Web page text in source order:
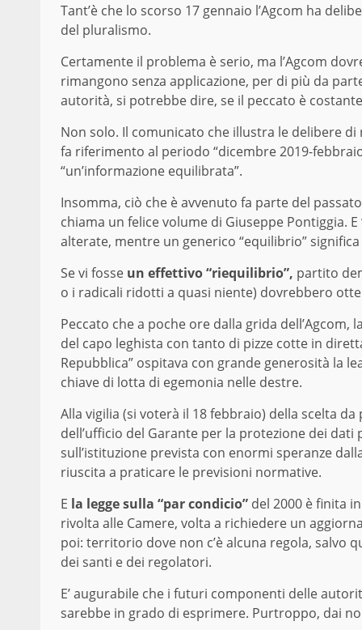
Tant’è che lo scorso 17 gennaio l’Agcom ha
del pluralismo.
Certamente il problema è serio, ma l’Agcom
rimangono senza applicazione, per di più da
autorità, si potrebbe dire, se il peccato è
Non solo. Il comunicato che illustra le delibere
fa riferimento al periodo “dicembre 2019-
“un’informazione equilibrata”.
Insomma, ciò che è avvenuto fa parte del
chiama un felice volume di Giuseppe Pontiggia.
alterate, mentre un generico “equilibrio”
Se vi fosse un effettivo “riequilibrio”, partito
o i radicali ridotti a quasi niente) dovrebbero
Peccato che a poche ore dalla grida
del capo leghista con tanto di pizze cotte in
Repubblica” ospitava con grande generosità la
chiave di lotta di egemonia nelle destre.
Alla vigilia (si voterà il 18 febbraio) della scelta
dell’ufficio del Garante per la protezione dei
sull’istituzione prevista con enormi speranze
riuscita a praticare le previsioni normative.
E la legge sulla “par condicio” del 2000 è finita
rivolta alle Camere, volta a richiedere un
poi: territorio dove non c’è alcuna regola, salvo
dei santi e dei regolatori.
E’ augurabile che i futuri componenti delle
sarebbe in grado di esprimere. Purtroppo, dai